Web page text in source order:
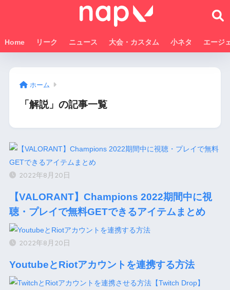
Home リーク ニュース 大会・カスタム 小ネタ エージ
ホーム
「解説」の記事一覧
2022年8月20日
【VALORANT】Champions 2022期間中に視
聴・プレイで無料GETできるアイテムまとめ
2022年8月20日
YoutubeとRiotアカウントを連携する方法